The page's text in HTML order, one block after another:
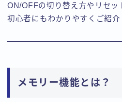
ON/OFFの切り替え方やリセッ
初心者にもわかりやすくご紹介
メモリー機能とは？